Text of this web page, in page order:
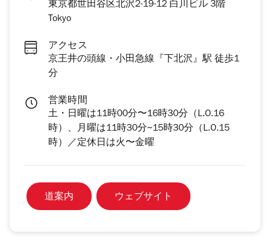
東京都世田谷区北沢2-19-12 白川ビル 3階
Tokyo
アクセス
京王井の頭線・小田急線『下北沢』駅 徒歩1
分
営業時間
土・日曜は11時00分〜16時30分（L.O.16
時）、月曜は11時30分~15時30分（L.O.15
時）／定休日は火〜金曜
道案内 ウェブサイト